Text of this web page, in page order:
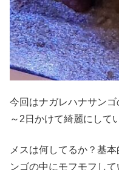
今回はナガレハナサン
～2日かけて綺麗にして
メスは何してるか？基
ンゴの中にモフモフし